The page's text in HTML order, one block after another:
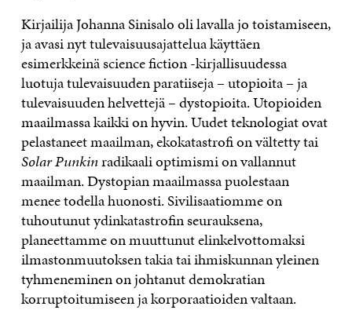
Kirjailija Johanna Sinisalo oli lavalla jo toistamiseen,
ja avasi nyt tulevaisuusajattelua käyttäen
esimerkkeinä science fiction -kirjallisuudessa
luotuja tulevaisuuden paratiiseja – utopioita – ja
tulevaisuuden helvettejä – dystopioita. Utopioiden
maailmassa kaikki on hyvin. Uudet teknologiat ovat
pelastaneet maailman, ekokatastrofi on vältetty tai
Solar Punkinradikaali optimismi on vallannut
maailman. Dystopian maailmassa puolestaan
menee todella huonosti. Sivilisaatiomme on
tuhoutunut ydinkatastrofin seurauksena,
planeettamme on muuttunut elinkelvottomaksi
ilmastonmuutoksen takia tai ihmiskunnan yleinen
tyhmeneminen on johtanut demokratian
korruptoitumiseen ja korporaatioiden valtaan.